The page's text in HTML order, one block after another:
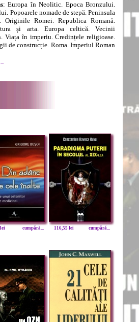
: Europa în Neolitic. Epoca Bronzului.
Popoarele nomade de stepă. Peninsula
Originile Romei. Republica Romană.
și arta. Europa celtică. Vecinii
Viața în imperiu. Credințele religioase.
de construcție. Roma. Imperiul Roman
cumpără... 116,55 lei cumpără...